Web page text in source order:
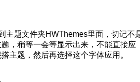
主题文件夹HWThemes里面，切记不
，稍等一会等显示出来，不能直接应
主题，然后再选择这个字体应用。